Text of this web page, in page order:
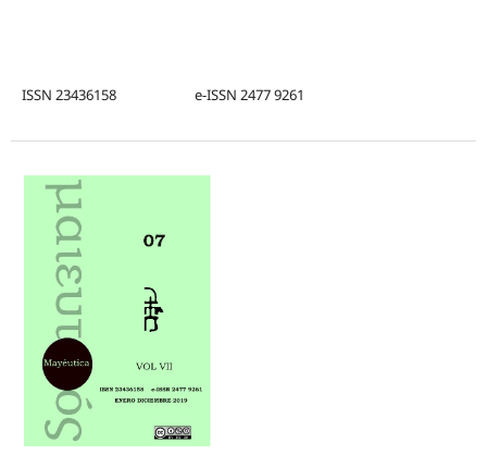
ISSN 23436158 e-ISSN 2477 9261